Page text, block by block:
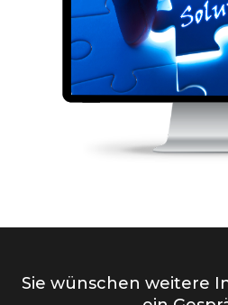
Sie wünschen weitere